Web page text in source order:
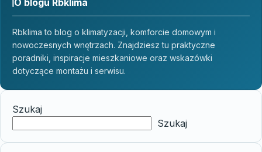
Rbklima to blog o klimatyzacji, komforcie domowym i
nowoczesnych wnętrzach. Znajdziesz tu praktyczne
poradniki, inspiracje mieszkaniowe oraz wskazówki
dotyczące montażu i serwisu.
Szukaj
Szukaj